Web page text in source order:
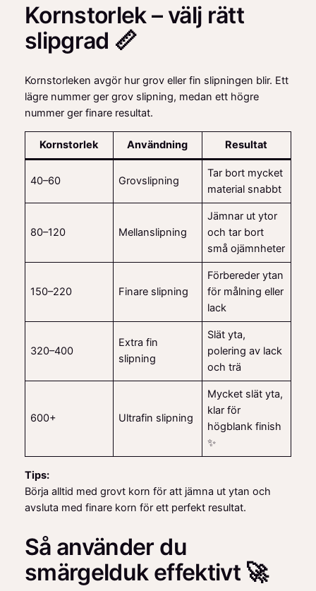
Kornstorlek – välj rätt
slipgrad 📏
Kornstorleken avgör hur grov eller fin slipningen blir. Ett
lägre nummer ger grov slipning, medan ett högre
nummer ger finare resultat.
Kornstorlek Användning Resultat
40–60 Grovslipning
Tar bort mycket
material snabbt
80–120 Mellanslipning
Jämnar ut ytor
och tar bort
små ojämnheter
150–220 Finare slipning
Förbereder ytan
för målning eller
lack
320–400
Extra fin
slipning
Slät yta,
polering av lack
och trä
600+ Ultrafin slipning
Mycket slät yta,
klar för
högblank finish
✨
Tips:
Börja alltid med grovt korn för att jämna ut ytan och
avsluta med finare korn för ett perfekt resultat.
Så använder du
smärgelduk effektivt 🚀